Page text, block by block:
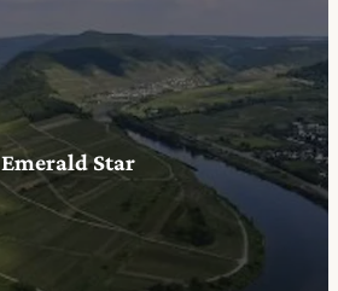
Emerald Star